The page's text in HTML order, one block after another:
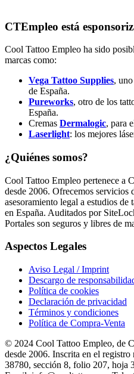
CTEmpleo está
Cool Tattoo Empleo ha sido
marcas como:
Vega Tattoo Supplies,
de España.
Pureworks, otro de los
España.
Cremas Dermalogic, para
Laserlight: los mejores
¿Quiénes somos?
Cool Tattoo Empleo pertenece a
desde 2006. Ofrecemos
asesoramiento legal a estudios de
en España. Auditados por
Portales son seguros y libres de
Aspectos Legales
Aviso Legal / Imprint
Descargo de
Política de cookies
Declaración de privacidad
Términos y condiciones
Política de Compra-Venta
© 2024 Cool Tattoo Empleo, de
desde 2006. Inscrita en el
38780, sección 8, folio 207, hoja